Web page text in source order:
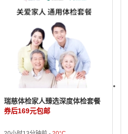
瑞慈体检家人臻选深度体检套餐
券后169元包邮